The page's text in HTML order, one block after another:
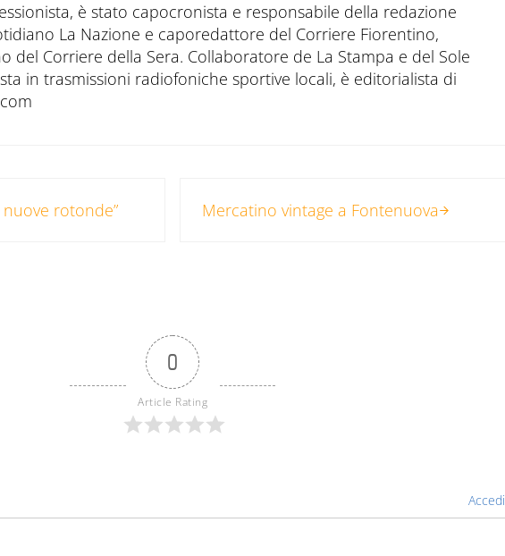
è stato capocronista e responsabile della redazione
La Nazione e caporedattore del Corriere Fiorentino,
del Corriere della Sera. Collaboratore de La Stampa e del Sole
in trasmissioni radiofoniche sportive locali, è editorialista di
nuove rotonde”
Mercatino vintage a Fontenuova
0
Article Rating
Accedi